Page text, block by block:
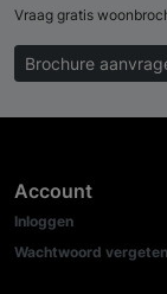
Vraag gratis
Brochure
Account
Inloggen
Wachtwoord vergeten